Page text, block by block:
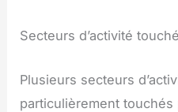
Secteurs d’activité
Plusieurs secteurs
particulièrement